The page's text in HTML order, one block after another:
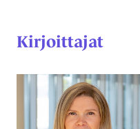
Kirjoittajat